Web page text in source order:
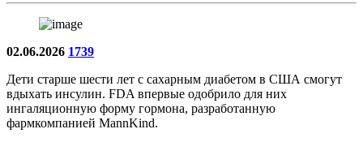
02.06.2026 1739
Дети старше шести лет с сахарным диабетом в США смогут
вдыхать инсулин. FDA впервые одобрило для них
ингаляционную форму гормона, разработанную
фармкомпанией MannKind.